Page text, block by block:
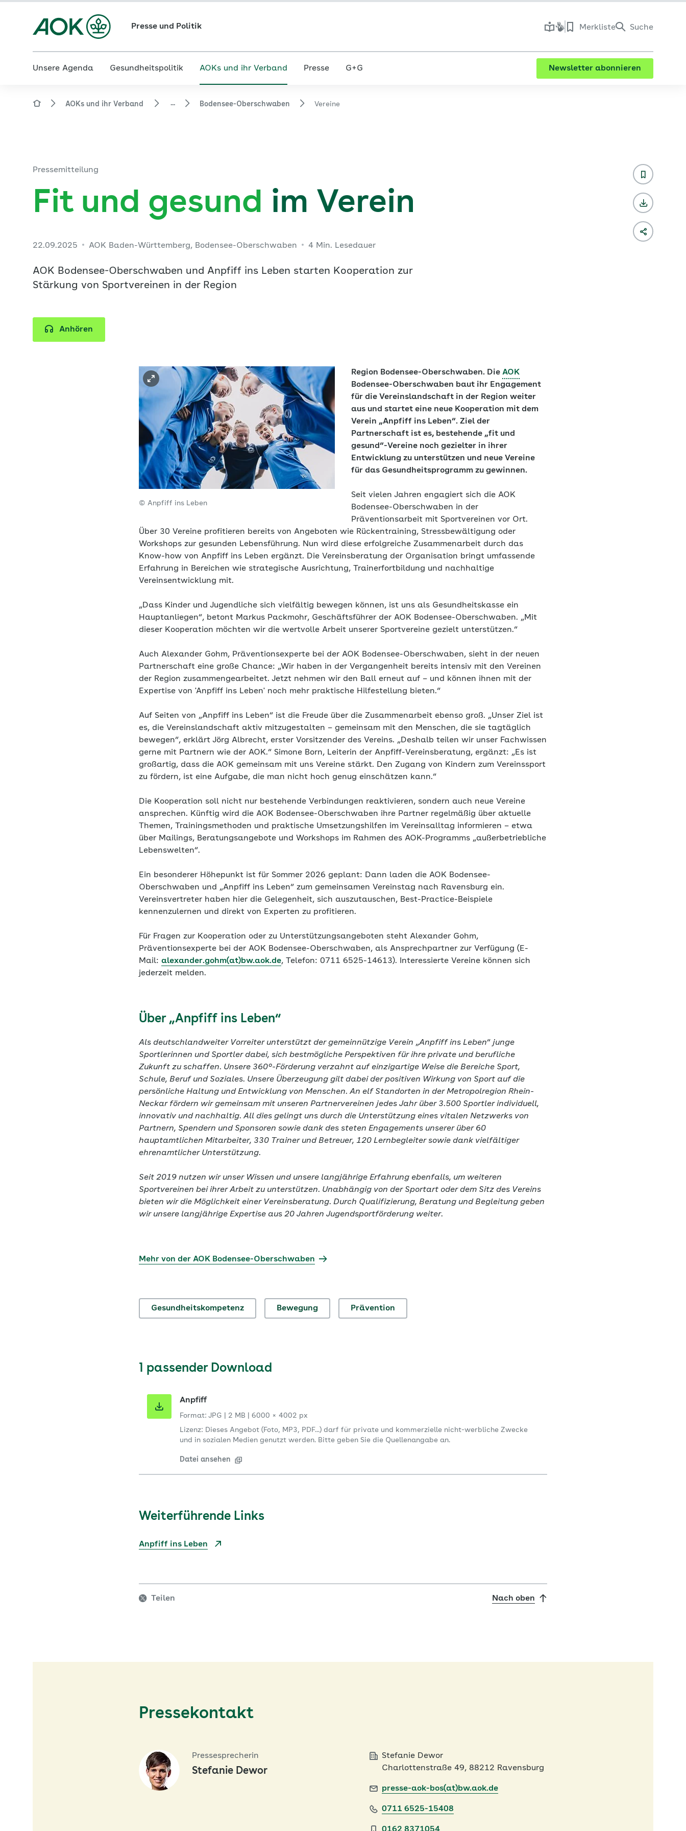
Presse und Politik Merkliste Suche
Unsere Agenda Gesundheitspolitik AOKs und ihr Verband Presse G+G Newsletter abonnieren
AOKs und ihr Verband ... Bodensee-Oberschwaben Vereine
Pressemitteilung
Fit und gesund im Verein
22.09.2025 AOK Baden-Württemberg, Bodensee-Oberschwaben 4 Min. Lesedauer
AOK Bodensee-Oberschwaben und Anpfiff ins Leben starten Kooperation zur
Stärkung von Sportvereinen in der Region
Anhören
© Anpfiff ins Leben
Region Bodensee-Oberschwaben. Die AOK
Bodensee-Oberschwaben baut ihr Engagement
für die Vereinslandschaft in der Region weiter
aus und startet eine neue Kooperation mit dem
Verein „Anpfiff ins Leben“. Ziel der
Partnerschaft ist es, bestehende „fit und
gesund“-Vereine noch gezielter in ihrer
Entwicklung zu unterstützen und neue Vereine
für das Gesundheitsprogramm zu gewinnen.
Seit vielen Jahren engagiert sich die AOK
Bodensee-Oberschwaben in der
Präventionsarbeit mit Sportvereinen vor Ort.
Über 30 Vereine profitieren bereits von Angeboten wie Rückentraining, Stressbewältigung oder
Workshops zur gesunden Lebensführung. Nun wird diese erfolgreiche Zusammenarbeit durch das
Know-how von Anpfiff ins Leben ergänzt. Die Vereinsberatung der Organisation bringt umfassende
Erfahrung in Bereichen wie strategische Ausrichtung, Trainerfortbildung und nachhaltige
Vereinsentwicklung mit.
„Dass Kinder und Jugendliche sich vielfältig bewegen können, ist uns als Gesundheitskasse ein
Hauptanliegen“, betont Markus Packmohr, Geschäftsführer der AOK Bodensee-Oberschwaben. „Mit
dieser Kooperation möchten wir die wertvolle Arbeit unserer Sportvereine gezielt unterstützen.“
Auch Alexander Gohm, Präventionsexperte bei der AOK Bodensee-Oberschwaben, sieht in der neuen
Partnerschaft eine große Chance: „Wir haben in der Vergangenheit bereits intensiv mit den Vereinen
der Region zusammengearbeitet. Jetzt nehmen wir den Ball erneut auf – und können ihnen mit der
Expertise von 'Anpfiff ins Leben' noch mehr praktische Hilfestellung bieten.“
Auf Seiten von „Anpfiff ins Leben“ ist die Freude über die Zusammenarbeit ebenso groß. „Unser Ziel ist
es, die Vereinslandschaft aktiv mitzugestalten – gemeinsam mit den Menschen, die sie tagtäglich
bewegen“, erklärt Jörg Albrecht, erster Vorsitzender des Vereins. „Deshalb teilen wir unser Fachwissen
gerne mit Partnern wie der AOK.“ Simone Born, Leiterin der Anpfiff-Vereinsberatung, ergänzt: „Es ist
großartig, dass die AOK gemeinsam mit uns Vereine stärkt. Den Zugang von Kindern zum Vereinssport
zu fördern, ist eine Aufgabe, die man nicht hoch genug einschätzen kann.“
Die Kooperation soll nicht nur bestehende Verbindungen reaktivieren, sondern auch neue Vereine
ansprechen. Künftig wird die AOK Bodensee-Oberschwaben ihre Partner regelmäßig über aktuelle
Themen, Trainingsmethoden und praktische Umsetzungshilfen im Vereinsalltag informieren – etwa
über Mailings, Beratungsangebote und Workshops im Rahmen des AOK-Programms „außerbetriebliche
Lebenswelten“.
Ein besonderer Höhepunkt ist für Sommer 2026 geplant: Dann laden die AOK Bodensee-
Oberschwaben und „Anpfiff ins Leben“ zum gemeinsamen Vereinstag nach Ravensburg ein.
Vereinsvertreter haben hier die Gelegenheit, sich auszutauschen, Best-Practice-Beispiele
kennenzulernen und direkt von Experten zu profitieren.
Für Fragen zur Kooperation oder zu Unterstützungsangeboten steht Alexander Gohm,
Präventionsexperte bei der AOK Bodensee-Oberschwaben, als Ansprechpartner zur Verfügung (E-
Mail: alexander.gohm(at)bw.aok.de, Telefon: 0711 6525-14613). Interessierte Vereine können sich
jederzeit melden.
Über „Anpfiff ins Leben“
Als deutschlandweiter Vorreiter unterstützt der gemeinnützige Verein „Anpfiff ins Leben“ junge
Sportlerinnen und Sportler dabei, sich bestmögliche Perspektiven für ihre private und berufliche
Zukunft zu schaffen. Unsere 360°-Förderung verzahnt auf einzigartige Weise die Bereiche Sport,
Schule, Beruf und Soziales. Unsere Überzeugung gilt dabei der positiven Wirkung von Sport auf die
persönliche Haltung und Entwicklung von Menschen. An elf Standorten in der Metropolregion Rhein-
Neckar fördern wir gemeinsam mit unseren Partnervereinen jedes Jahr über 3.500 Sportler individuell,
innovativ und nachhaltig. All dies gelingt uns durch die Unterstützung eines vitalen Netzwerks von
Partnern, Spendern und Sponsoren sowie dank des steten Engagements unserer über 60
hauptamtlichen Mitarbeiter, 330 Trainer und Betreuer, 120 Lernbegleiter sowie dank vielfältiger
ehrenamtlicher Unterstützung.
Seit 2019 nutzen wir unser Wissen und unsere langjährige Erfahrung ebenfalls, um weiteren
Sportvereinen bei ihrer Arbeit zu unterstützen. Unabhängig von der Sportart oder dem Sitz des Vereins
bieten wir die Möglichkeit einer Vereinsberatung. Durch Qualifizierung, Beratung und Begleitung geben
wir unsere langjährige Expertise aus 20 Jahren Jugendsportförderung weiter.
Mehr von der AOK Bodensee-Oberschwaben
Gesundheitskompetenz Bewegung Prävention
1 passender Download
Anpfiff
Format: JPG 2 MB
6000 × 4002 px
Lizenz: Dieses Angebot (Foto, MP3, PDF...) darf für private und kommerzielle nicht-werbliche Zwecke
und in sozialen Medien genutzt werden. Bitte geben Sie die Quellenangabe an.
Datei ansehen
Weiterführende Links
Anpfiff ins Leben
Teilen Nach oben
Pressekontakt
Pressesprecherin
Stefanie Dewor
Stefanie Dewor
Charlottenstraße 49, 88212 Ravensburg
presse-aok-bos(at)bw.aok.de
0711 6525-15408